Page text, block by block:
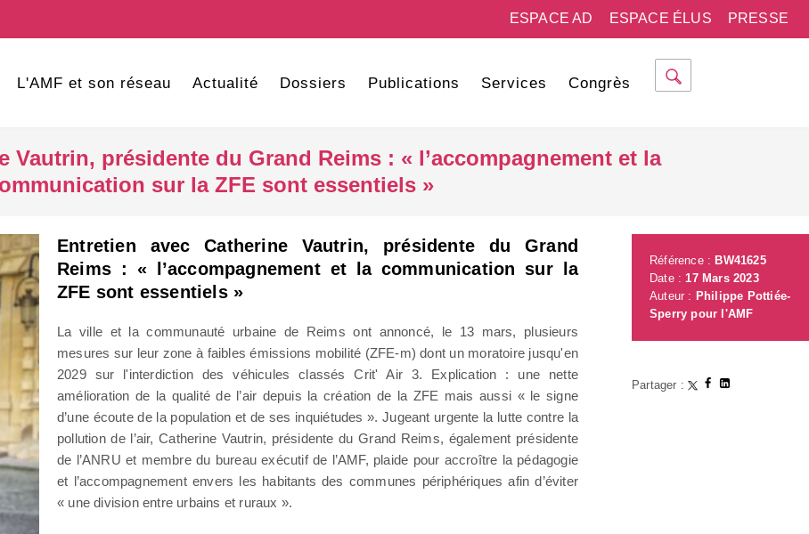
PRESSE
ESPACE ÉLUS
ESPACE AD
L'AMF et son réseau Actualité Dossiers Publications Services Congrès
Vautrin, présidente du Grand Reims : « l’accompagnement et la
sur la ZFE sont essentiels »
Entretien avec Catherine Vautrin, présidente du Grand
Reims : « l’accompagnement et la communication sur la
ZFE sont essentiels »
La ville et la communauté urbaine de Reims ont annoncé, le 13 mars, plusieurs
mesures sur leur zone à faibles émissions mobilité (ZFE-m) dont un moratoire jusqu'en
2029 sur l'interdiction des véhicules classés Crit' Air 3. Explication : une nette
amélioration de la qualité de l’air depuis la création de la ZFE mais aussi « le signe
d’une écoute de la population et de ses inquiétudes ». Jugeant urgente la lutte contre la
pollution de l’air, Catherine Vautrin, présidente du Grand Reims, également présidente
de l’ANRU et membre du bureau exécutif de l’AMF, plaide pour accroître la pédagogie
et l’accompagnement envers les habitants des communes périphériques afin d’éviter
« une division entre urbains et ruraux ».
Référence : BW41625
Date :17 Mars 2023
Auteur : Philippe Pottiée-
Sperry pour l'AMF
Partager :